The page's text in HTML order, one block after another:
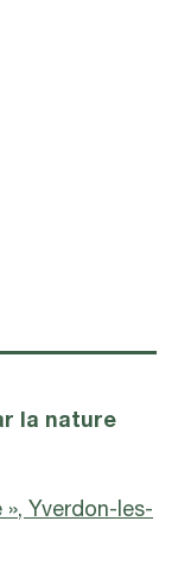
la nature
Yverdon-les-